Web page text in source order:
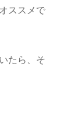
ススメで
たら、そ